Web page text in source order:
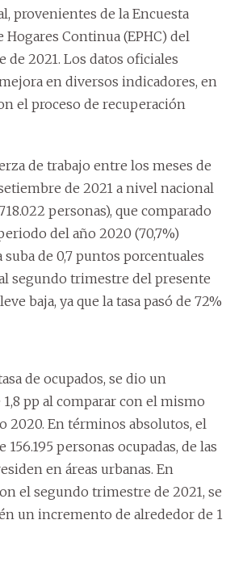
provenientes de la Encuesta
Hogares Continua (EPHC) del
de 2021. Los datos oficiales
en diversos indicadores, en
el proceso de recuperación
de trabajo entre los meses de
de 2021 a nivel nacional
personas), que comparado
del año 2020 (70,7%)
de 0,7 puntos porcentuales
segundo trimestre del presente
baja, ya que la tasa pasó de 72%
de ocupados, se dio un
pp al comparar con el mismo
2020. En términos absolutos, el
personas ocupadas, de las
en áreas urbanas. En
el segundo trimestre de 2021, se
un incremento de alrededor de 1